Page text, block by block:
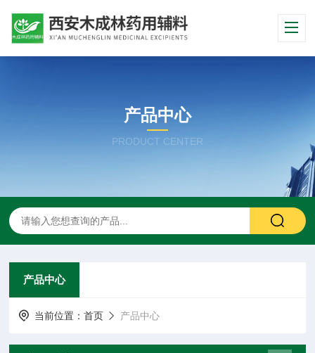
产品中心
PRODUCT CENTER
产品中心
当前位置：首页 产品中心